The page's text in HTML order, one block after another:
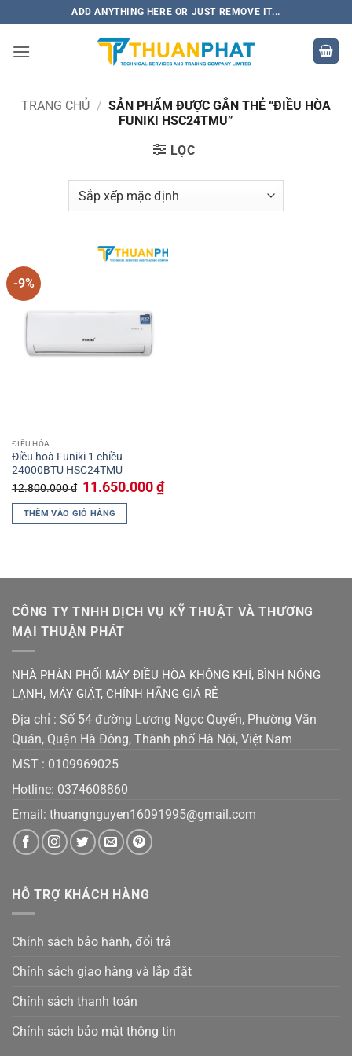
qua
nội
ADD ANYTHING HERE OR JUST REMOVE IT...
TRANG CHỦ / SẢN PHẨM ĐƯỢC GẮN THẺ “ĐIỀU HÒA
FUNIKI HSC24TMU”
LỌC
-9%
ĐIỀU HÒA
Điều hoà Funiki 1 chiều
24000BTU HSC24TMU
12.800.000₫ Giá
gốc
là:
12.800.000 ₫.
11.650.000₫Giá
hiện
THÊM VÀO GIỎ HÀNG
CÔNG TY TNHH DỊCH VỤ KỸ THUẬT VÀ THƯƠNG
MẠI THUẬN PHÁT
NHÀ PHÂN PHỐI MÁY ĐIỀU HÒA KHÔNG KHÍ, BÌNH NÓNG
LẠNH, MÁY GIẶT, CHÍNH HÃNG GIÁ RẺ
Địa chỉ : Số 54 đường Lương Ngọc Quyến, Phường Văn
Quán, Quận Hà Đông, Thành phố Hà Nội, Việt Nam
MST : 0109969025
Hotline: 0374608860
Email: thuangnguyen16091995@gmail.com
HỖ TRỢ KHÁCH HÀNG
Chính sách bảo hành, đổi trả
Chính sách giao hàng và lắp đặt
Chính sách thanh toán
Chính sách bảo mật thông tin